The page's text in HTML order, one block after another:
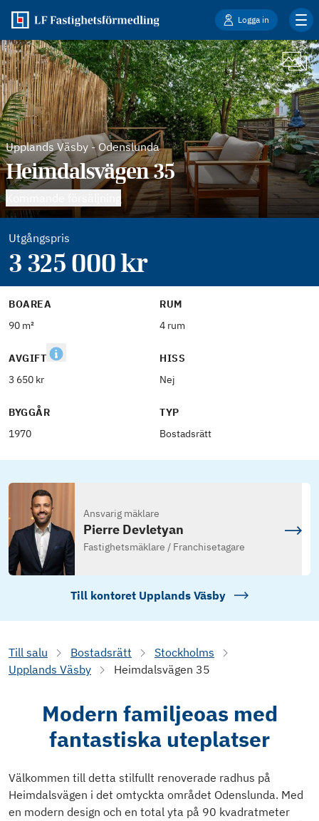
Logga in
Upplands Väsby-Odenslunda
Heimdalsvägen 35
Utgångspris
3 325 000kr
BOAREA
90 m²
RUM
4 rum
AVGIFT
3 650 kr
HISS
Nej
BYGGÅR
1970
TYP
Bostadsrätt
Ansvarig mäklare
Pierre Devletyan
Fastighetsmäklare / Franchisetagare
Till kontoret Upplands Väsby
Till salu Bostadsrätt
Stockholms
Upplands Väsby
Heimdalsvägen 35
Modern familjeoas med
fantastiska uteplatser
Välkommen till detta stilfullt renoverade radhus på
Heimdalsvägen i det omtyckta området Odenslunda. Med
en modern design och en total yta på 90 kvadratmeter